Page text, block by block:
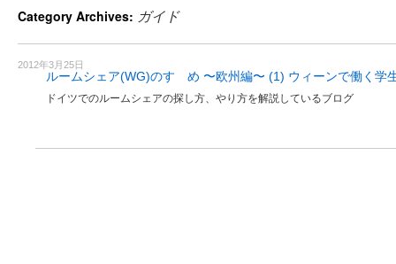
Category Archives: ガイド
2012年3月25日
ルームシェア(WG)のすゝめ 〜欧州編〜 (1) ウィーンで働く学
ドイツでのルームシェアの探し方、やり方を解説しているブログ